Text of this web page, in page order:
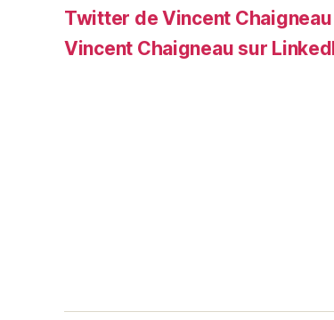
Twitter de Vincent Chaigneau
Vincent Chaigneau sur